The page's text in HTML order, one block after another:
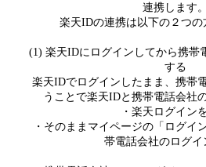
連携します。
楽天IDの連携は以下の２つの
(1) 楽天IDにログインしてから携帯
する
楽天IDでログインしたまま、携帯
うことで楽天IDと携帯電話会社
・楽天ログイン
・そのままマイページの「ログイ
帯電話会社のログイ